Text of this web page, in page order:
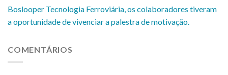
Boslooper Tecnologia Ferroviária, os colaboradores tiveram
a oportunidade de vivenciar a palestra de motivação.
COMENTÁRIOS